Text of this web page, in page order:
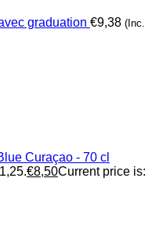
graduation €9,38 (Inc.
Curaçao - 70 cl
€8,50Current price is: